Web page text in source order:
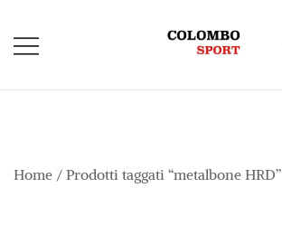
contenuto
Home / Prodotti taggati “metalbone HRD”